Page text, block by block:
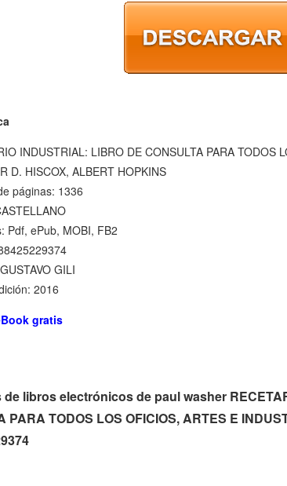
INDUSTRIAL: LIBRO DE CONSULTA PARA TODOS
D. HISCOX, ALBERT HOPKINS
páginas: 1336
Pdf, ePub, MOBI, FB2
GILI
2016
gratis
de libros electrónicos de paul washer
PARA TODOS LOS OFICIOS, ARTES E